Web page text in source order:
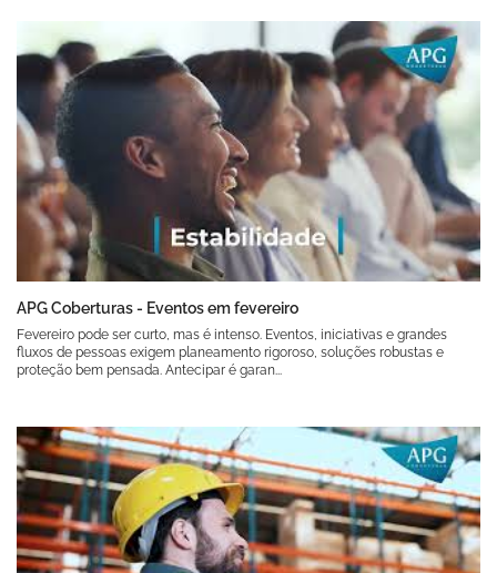
APG Coberturas - Eventos em fevereiro
Fevereiro pode ser curto, mas é intenso. Eventos, iniciativas e grandes
fluxos de pessoas exigem planeamento rigoroso, soluções robustas e
proteção bem pensada. Antecipar é garan...